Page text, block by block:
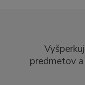
predmetov